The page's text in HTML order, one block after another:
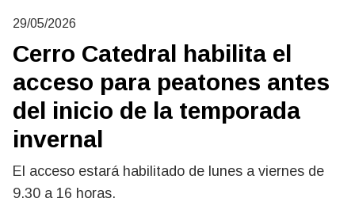
29/05/2026
Cerro Catedral habilita el
acceso para peatones antes
del inicio de la temporada
invernal
El acceso estará habilitado de lunes a viernes de
9.30 a 16 horas.